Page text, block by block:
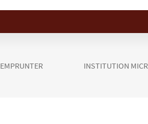
EMPRUNTER INSTITUTION